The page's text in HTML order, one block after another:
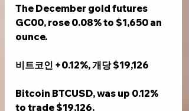
The December gold futures
GC00, rose 0.08% to $1,650 an
ounce.
비트코인 +0.12%, 개당 $19,126
Bitcoin BTCUSD, was up 0.12%
to trade $19,126.